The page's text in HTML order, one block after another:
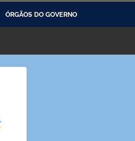
ÓRGÃOS DO GOVERNO